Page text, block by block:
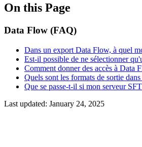
On this Page
Data Flow (FAQ)
Dans un export Data Flow, à quel
Est-il possible de ne sélectionner
Comment donner des accès à Data
Quels sont les formats de sortie
Que se passe-t-il si mon serveur
Last updated: January 24, 2025